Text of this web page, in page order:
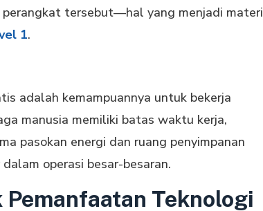
perangkat tersebut—hal yang menjadi materi
1.
adalah kemampuannya untuk bekerja
manusia memiliki batas waktu kerja,
pasokan energi dan ruang penyimpanan
operasi besar-besaran.
Teknologi